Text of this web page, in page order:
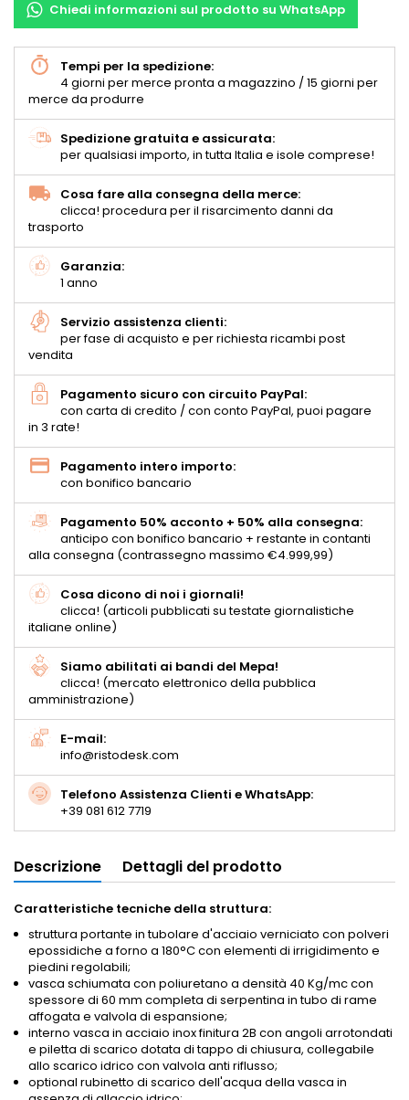
Chiedi informazioni sul prodotto su WhatsApp
Tempi per la spedizione:
4 giorni per merce pronta a magazzino / 15 giorni per
merce da produrre
Spedizione gratuita e assicurata:
per qualsiasi importo, in tutta Italia e isole comprese!
Cosa fare alla consegna della merce:
clicca! procedura per il risarcimento danni da
trasporto
Garanzia:
1 anno
Servizio assistenza clienti:
per fase di acquisto e per richiesta ricambi post
vendita
Pagamento sicuro con circuito PayPal:
con carta di credito / con conto PayPal, puoi pagare
in 3 rate!
Pagamento intero importo:
con bonifico bancario
Pagamento 50% acconto + 50% alla consegna:
anticipo con bonifico bancario + restante in contanti
alla consegna (contrassegno massimo €4.999,99)
Cosa dicono di noi i giornali!
clicca! (articoli pubblicati su testate giornalistiche
italiane online)
Siamo abilitati ai bandi del Mepa!
clicca! (mercato elettronico della pubblica
amministrazione)
E-mail:
info@ristodesk.com
Telefono Assistenza Clienti e WhatsApp:
+39 081 612 7719
Descrizione Dettagli del prodotto
Caratteristiche tecniche della struttura:
struttura portante in tubolare d'acciaio verniciato con polveri
epossidiche a forno a 180°C con elementi di irrigidimento e
piedini regolabili;
vasca schiumata con poliuretano a densità 40 Kg/mc con
spessore di 60 mm completa di serpentina in tubo di rame
affogata e valvola di espansione;
interno vasca in acciaio inox finitura 2B con angoli arrotondati
e piletta di scarico dotata di tappo di chiusura, collegabile
allo scarico idrico con valvola anti riflusso;
optional rubinetto di scarico dell'acqua della vasca in